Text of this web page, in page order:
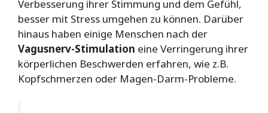
Verbesserung ihrer Stimmung und dem Gefühl,
besser mit Stress umgehen zu können. Darüber
hinaus haben einige Menschen nach der
Vagusnerv-Stimulation eine Verringerung ihrer
körperlichen Beschwerden erfahren, wie z.B.
Kopfschmerzen oder Magen-Darm-Probleme.